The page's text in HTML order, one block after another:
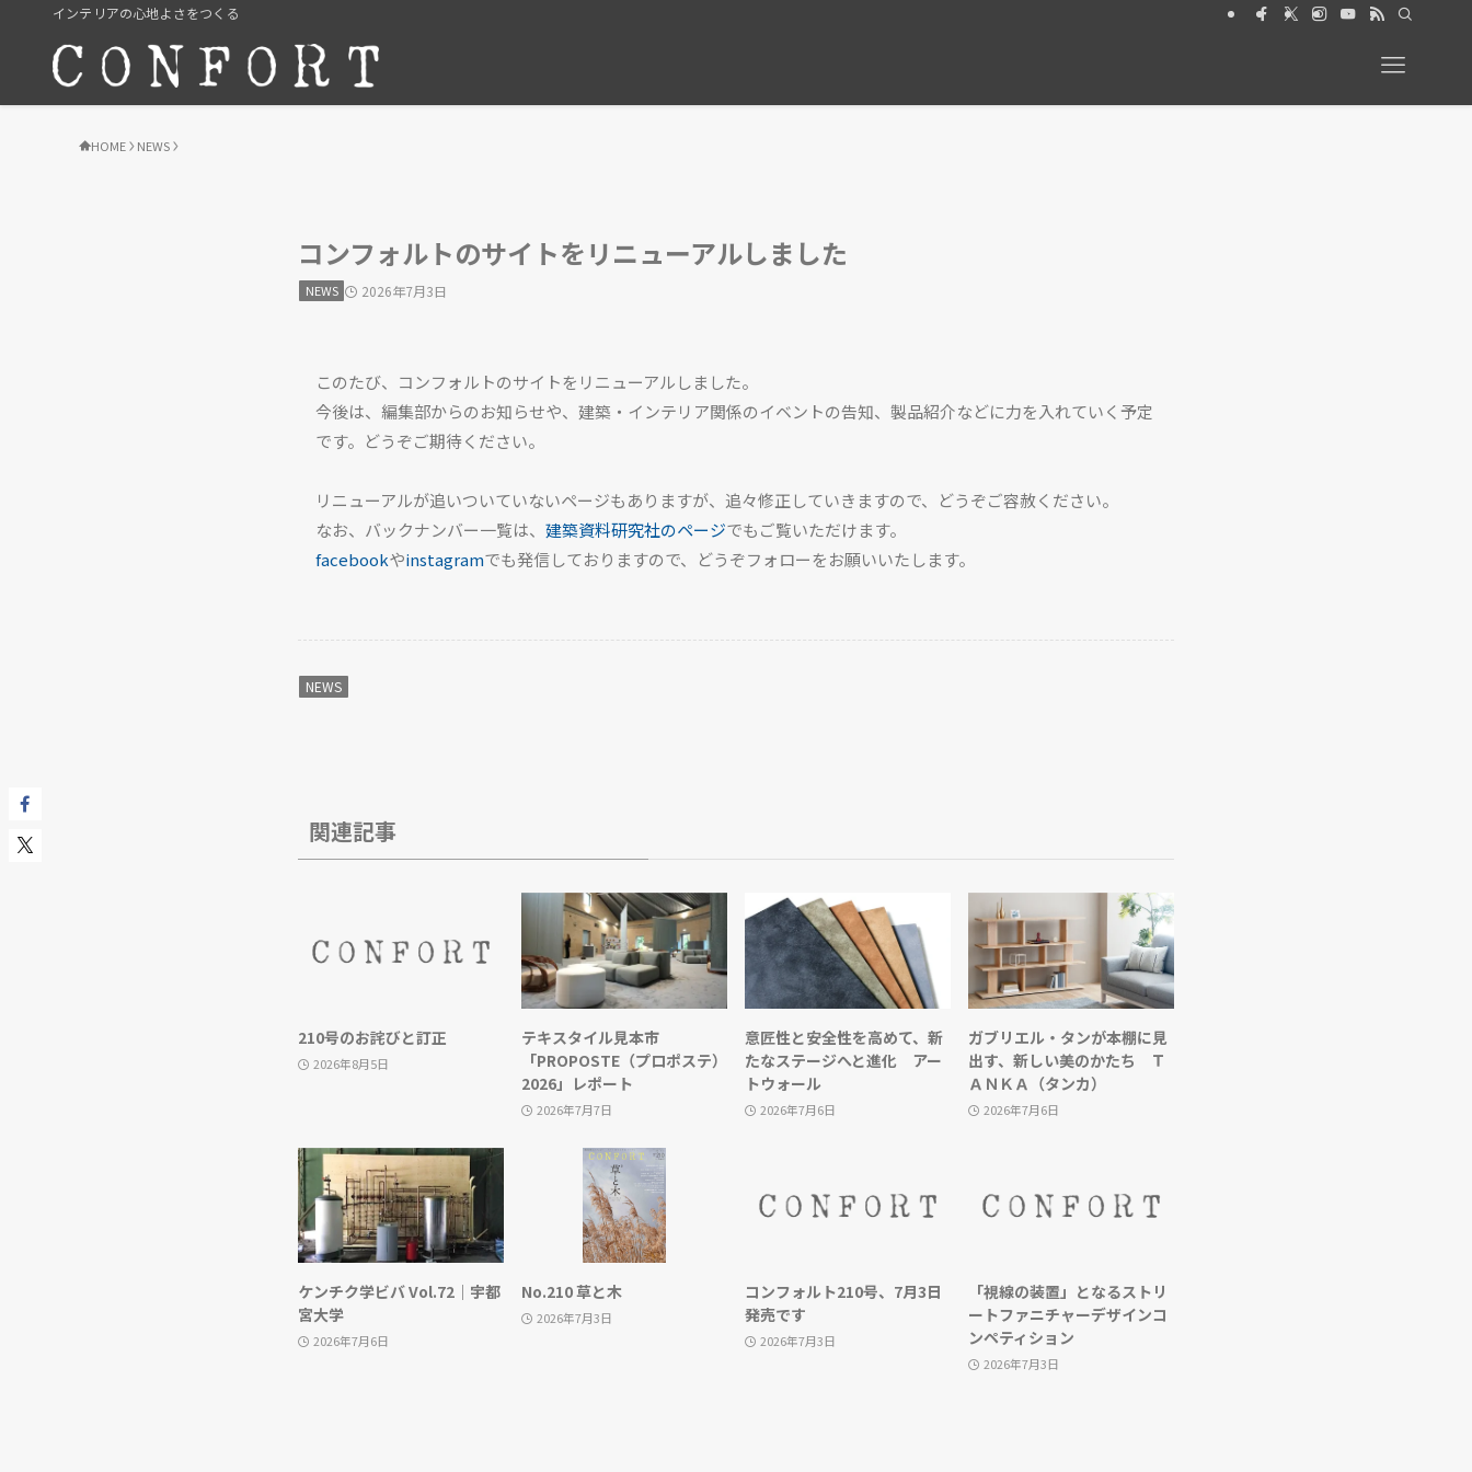
TOP
NEWS
Contact Us
インテリアの心地よさをつくる コンフォルト2026年6月号【特集】動物と暮らす 絶賛発売中
HOME NEWS
コンフォルトのサイトをリニューアルしました
NEWS 2026年7月3日
このたび、コンフォルトのサイトをリニューアルしました。
今後は、編集部からのお知らせや、建築・インテリア関係のイベントの告知、製品紹介などに力を入れていく予定
です。どうぞご期待ください。
リニューアルが追いついていないページもありますが、追々修正していきますので、どうぞご容赦ください。
なお、バックナンバー一覧は、 建築資料研究社のページでもご覧いただけます。
facebookやinstagramでも発信しておりますので、どうぞフォローをお願いいたします。
NEWS
関連記事
210号のお詫びと訂正
2026年8月5日
テキスタイル見本市
「PROPOSTE（プロポステ）
2026」レポート
2026年7月7日
意匠性と安全性を高めて、新
たなステージへと進化 アー
トウォール
2026年7月6日
ガブリエル・タンが本棚に見
出す、新しい美のかたち Ｔ
ＡＮＫＡ（タンカ）
2026年7月6日
ケンチク学ビバ Vol.72｜宇都
宮大学
2026年7月6日
No.210 草と木
2026年7月3日
コンフォルト210号、7月3日
発売です
2026年7月3日
「視線の装置」となるストリ
ートファニチャーデザインコ
ンペティション
2026年7月3日